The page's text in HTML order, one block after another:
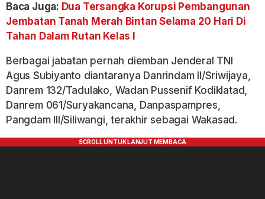
Baca Juga: Dua Tersangka Korupsi Pembangunan
Jembatan Tanah Merah Bintan Selama 20 Hari Di
Tahan Dalam Rutan Kelas I
Berbagai jabatan pernah diemban Jenderal TNI
Agus Subiyanto diantaranya Danrindam II/Sriwijaya,
Danrem 132/Tadulako, Wadan Pussenif Kodiklatad,
Danrem 061/Suryakancana, Danpaspampres,
Pangdam III/Siliwangi, terakhir sebagai Wakasad.